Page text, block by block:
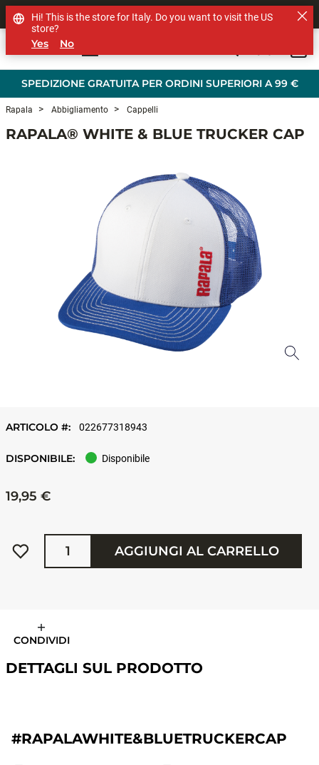
SPEDIZIONE GRATUITA PER ORDINI SUPERIORI A 99 €
SHOP OTHER BRANDS
Rapala Abbigliamento Cappelli
RAPALA® WHITE & BLUE TRUCKER CAP
ARTICOLO #: 022677318943
DISPONIBILE: Disponibile
19,95 €
Quantità
AGGIUNGI AL CARRELLO
CONDIVIDI
DETTAGLI SUL PRODOTTO
#RAPALAWHITE&BLUETRUCKERCAP
Hi! This is the store for Italy. Do you want to visit the US
store?
Yes No